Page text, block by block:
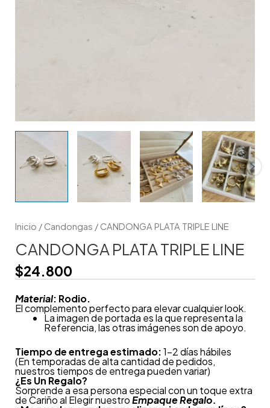
Inicio / Candongas / CANDONGA PLATA TRIPLE LINE
CANDONGA PLATA TRIPLE LINE
$24.800
Material: Rodio.
El complemento perfecto para elevar cualquier look.
La imagen de portada es la que representa la
Referencia, las otras imágenes son de apoyo.
Tiempo de entrega estimado:1-2 días hábiles
(En temporadas de alta cantidad de pedidos,
nuestros tiempos de entrega pueden variar)
¿Es Un Regalo?
Sorprende a esa persona especial con un toque extra
de Cariño al Elegir nuestroEmpaque Regalo.